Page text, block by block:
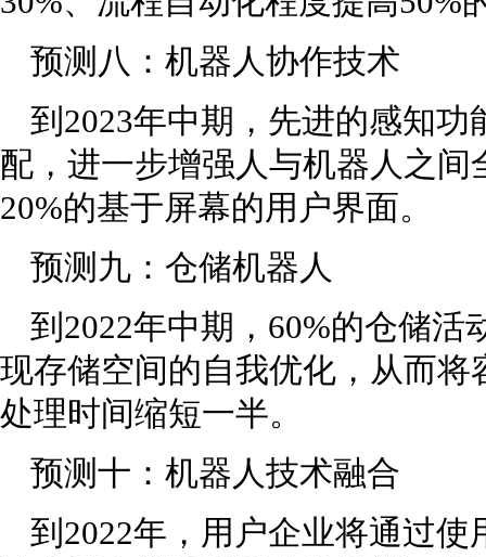
预测八：机器人协作技术
到2023年中期，先进的感知
配，进一步增强人与机器人之
20%的基于屏幕的用户界面。
预测九：仓储机器人
到2022年中期，60%的仓储
现存储空间的自我优化，从而
处理时间缩短一半。
预测十：机器人技术融合
到2022年，用户企业将通过